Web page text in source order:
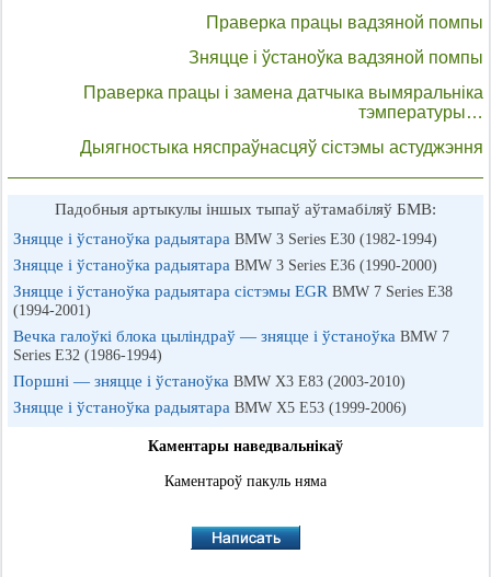
Праверка працы вадзяной помпы
Зняцце і ўстаноўка вадзяной помпы
Праверка працы і замена датчыка вымяральніка
тэмпературы…
Дыягностыка няспраўнасцяў сістэмы астуджэння
Падобныя артыкулы іншых тыпаў аўтамабіляў БМВ:
Зняцце і ўстаноўка радыятара BMW 3 Series E30 (1982-1994)
Зняцце і ўстаноўка радыятара BMW 3 Series E36 (1990-2000)
Зняцце і ўстаноўка радыятара сістэмы EGR BMW 7 Series E38
(1994-2001)
Вечка галоўкі блока цыліндраў — зняцце і ўстаноўка BMW 7
Series E32 (1986-1994)
Поршні — зняцце і ўстаноўка BMW X3 E83 (2003-2010)
Зняцце і ўстаноўка радыятара BMW X5 E53 (1999-2006)
Каментары наведвальнікаў
Каментароў пакуль няма